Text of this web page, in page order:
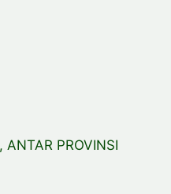
ANTAR PROVINSI